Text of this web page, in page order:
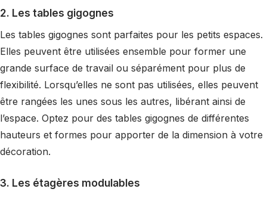
2. Les tables gigognes
Les tables gigognes sont parfaites pour les petits espaces.
Elles peuvent être utilisées ensemble pour former une
grande surface de travail ou séparément pour plus de
flexibilité. Lorsqu’elles ne sont pas utilisées, elles peuvent
être rangées les unes sous les autres, libérant ainsi de
l’espace. Optez pour des tables gigognes de différentes
hauteurs et formes pour apporter de la dimension à votre
décoration.
3. Les étagères modulables